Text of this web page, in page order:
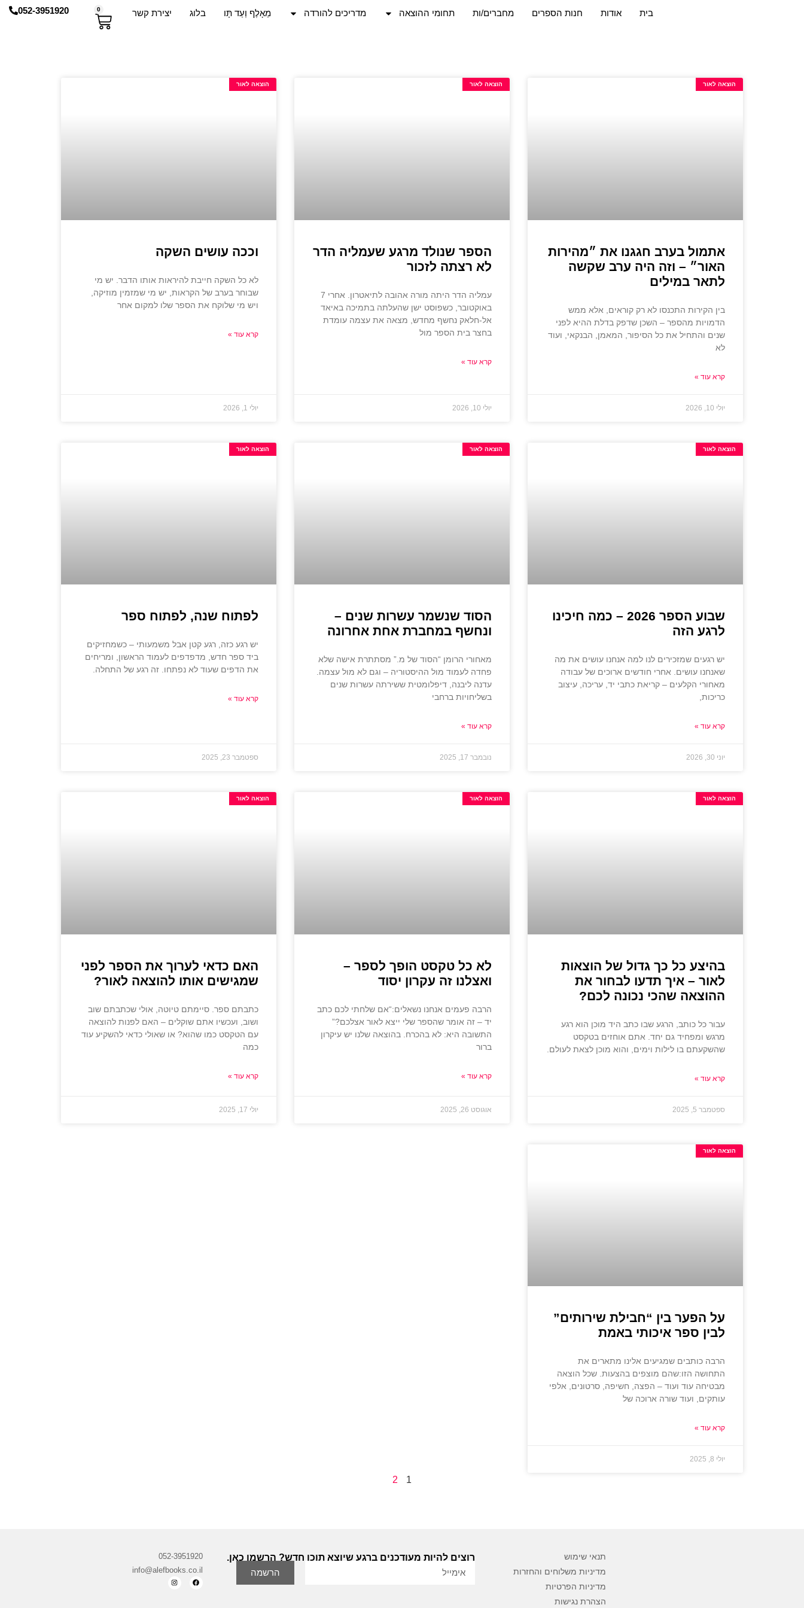
בית אודות חנות הספרים מחברים/ות תחומי ההוצאה מדריכים להורדה מֵאָלֶף וְעַד תָּו בלוג יצירת קשר 0
052-3951920
הוצאה לאור
אתמול בערב חגגנו את ״מהירות
האור״ – וזה היה ערב שקשה
לתאר במילים
בין הקירות התכנסו לא רק קוראים, אלא ממש
הדמויות מהספר – השכן שדפק בדלת ההיא לפני
שנים והתחיל את כל הסיפור, המאמן, הבנקאי, ועוד
לא
קרא עוד »
יולי 10, 2026
הוצאה לאור
הספר שנולד מרגע שעמליה הדר
לא רצתה לזכור
עמליה הדר היתה מורה אהובה לתיאטרון. אחרי 7
באוקטובר, כשפוסט ישן שהעלתה בתמיכה באיאד
אל-חלאק נחשף מחדש, מצאה את עצמה עומדת
בחצר בית הספר מול
קרא עוד »
יולי 10, 2026
הוצאה לאור
וככה עושים השקה
לא כל השקה חייבת להיראות אותו הדבר. יש מי
שבוחר בערב של הקראות, יש מי שמזמין מוזיקה,
ויש מי שלוקח את הספר שלו למקום אחר
קרא עוד »
יולי 1, 2026
הוצאה לאור
שבוע הספר 2026 – כמה חיכינו
לרגע הזה
יש רגעים שמזכירים לנו למה אנחנו עושים את מה
שאנחנו עושים. אחרי חודשים ארוכים של עבודה
מאחורי הקלעים – קריאת כתבי יד, עריכה, עיצוב
כריכות,
קרא עוד »
יוני 30, 2026
הוצאה לאור
הסוד שנשמר עשרות שנים –
ונחשף במחברת אחת אחרונה
מאחורי הרומן “הסוד של מ.” מסתתרת אישה שלא
פחדה לעמוד מול ההיסטוריה – וגם לא מול עצמה.
עדנה ליבנה, דיפלומטית ששירתה עשרות שנים
בשליחויות ברחבי
קרא עוד »
נובמבר 17, 2025
הוצאה לאור
לפתוח שנה, לפתוח ספר
יש רגע כזה, רגע קטן אבל משמעותי – כשמחזיקים
ביד ספר חדש, מדפדפים לעמוד הראשון, ומריחים
את הדפים שעוד לא נפתחו. זה רגע של התחלה.
קרא עוד »
ספטמבר 23, 2025
הוצאה לאור
בהיצע כל כך גדול של הוצאות
לאור – איך תדעו לבחור את
ההוצאה שהכי נכונה לכם?
עבור כל כותב, הרגע שבו כתב היד מוכן הוא רגע
מרגש ומפחיד גם יחד. אתם אוחזים בטקסט
שהשקעתם בו לילות וימים, והוא מוכן לצאת לעולם.
קרא עוד »
ספטמבר 5, 2025
הוצאה לאור
לא כל טקסט הופך לספר –
ואצלנו זה עקרון יסוד
הרבה פעמים אנחנו נשאלים:“אם שלחתי לכם כתב
יד – זה אומר שהספר שלי ייצא לאור אצלכם?”
התשובה היא: לא בהכרח. בהוצאה שלנו יש עיקרון
ברור
קרא עוד »
אוגוסט 26, 2025
הוצאה לאור
האם כדאי לערוך את הספר לפני
שמגישים אותו להוצאה לאור?
כתבתם ספר. סיימתם טיוטה, אולי שכתבתם שוב
ושוב, ועכשיו אתם שוקלים – האם לפנות להוצאה
עם הטקסט כמו שהוא? או שאולי כדאי להשקיע עוד
כמה
קרא עוד »
יולי 17, 2025
הוצאה לאור
על הפער בין “חבילת שירותים”
לבין ספר איכותי באמת
הרבה כותבים שמגיעים אלינו מתארים את
התחושה הזו:שהם מוצפים בהצעות. שכל הוצאה
מבטיחה עוד ועוד – הפצה, חשיפה, סרטונים, אלפי
עותקים, ועוד שורה ארוכה של
קרא עוד »
יולי 8, 2025
1
2
תנאי שימוש
מדיניות משלוחים והחזרות
מדיניות הפרטיות
הצהרת נגישות
רוצים להיות מעודכנים ברגע שיוצא תוכן חדש? הרשמו כאן.
הרשמה
052-3951920
info@alefbooks.co.il